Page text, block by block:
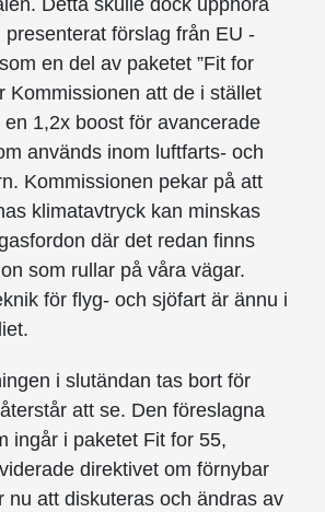
Detta skulle dock upphöra
presenterat förslag från EU -
en del av paketet ”Fit for
Kommissionen att de i stället
1,2x boost för avancerade
används inom luftfarts- och
Kommissionen pekar på att
klimatavtryck kan minskas
där det redan finns
som rullar på våra vägar.
för flyg- och sjöfart är ännu i
i slutändan tas bort för
att se. Den föreslagna
ingår i paketet Fit for 55,
direktivet om förnybar
nu att diskuteras och ändras av